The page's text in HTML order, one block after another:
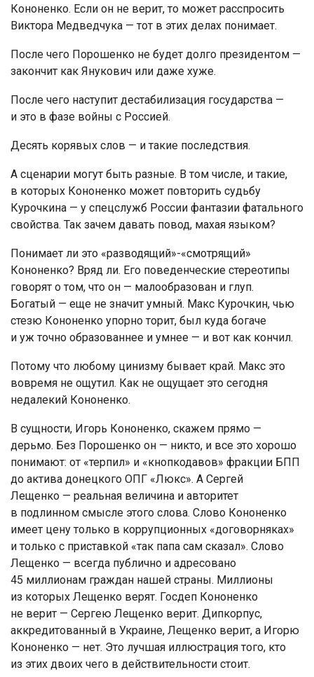
Кононенко. Если он не верит, то может расспросить
Виктора Медведчука — тот в этих делах понимает.
После чего Порошенко не будет долго президентом —
закончит как Янукович или даже хуже.
После чего наступит дестабилизация государства —
и это в фазе войны с Россией.
Десять корявых слов — и такие последствия.
А сценарии могут быть разные. В том числе, и такие,
в которых Кононенко может повторить судьбу
Курочкина — у спецслужб России фантазии фатального
свойства. Так зачем давать повод, махая языком?
Понимает ли это «разводящий»-«смотрящий»
Кононенко? Вряд ли. Его поведенческие стереотипы
говорят о том, что он — малообразован и глуп.
Богатый — еще не значит умный. Макс Курочкин, чью
стезю Кононенко упорно торит, был куда богаче
и уж точно образованнее и умнее — и вот как кончил.
Потому что любому цинизму бывает край. Макс это
вовремя не ощутил. Как не ощущает это сегодня
недалекий Кононенко.
В сущности, Игорь Кононенко, скажем прямо —
дерьмо. Без Порошенко он — никто, и все это хорошо
понимают: от «терпил» и «кнопкодавов» фракции БПП
до актива донецкого ОПГ «Люкс». А Сергей
Лещенко — реальная величина и авторитет
в подлинном смысле этого слова. Слово Кононенко
имеет цену только в коррупционных «договорняках»
и только с приставкой «так папа сам сказал». Слово
Лещенко — всегда публично и адресовано
45 миллионам граждан нашей страны. Миллионы
из которых Лещенко верят. Госдеп Кононенко
не верит — Сергею Лещенко верит. Дипкорпус,
аккредитованный в Украине, Лещенко верит, а Игорю
Кононенко — нет. Это лучшая иллюстрация того, кто
из этих двоих чего в действительности стоит.